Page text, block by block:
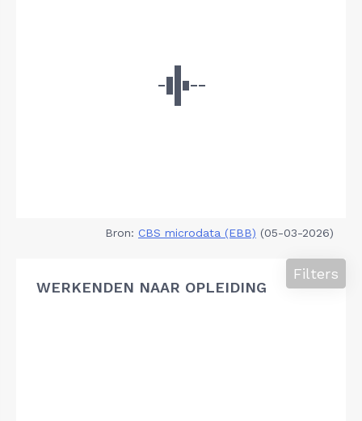
Bron: CBS microdata (EBB) (05-03-2026)
WERKENDEN NAAR OPLEIDING
Filters